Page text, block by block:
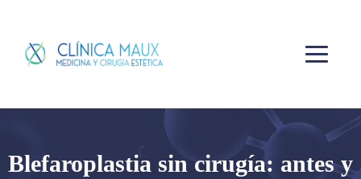
Blefaroplastia sin cirugía: antes y